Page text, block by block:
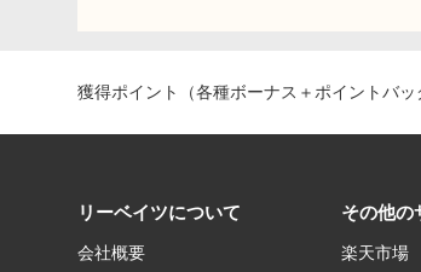
獲得ポイント（各種ボーナス＋ポイントバ
リーベイツについて
会社概要
その他の
楽天市場